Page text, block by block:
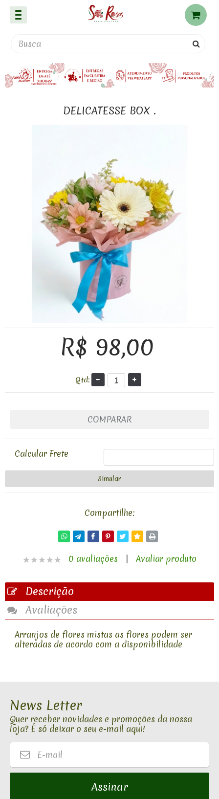
DELICATESSE BOX .
R$ 98,00
Qtd:
COMPARAR
Calcular Frete
Compartilhe:
0 avaliações | Avaliar produto
Descrição
Avaliações
Arranjos de flores mistas as flores podem ser
alteradas de acordo com a disponibilidade
News Letter
Quer receber novidades e promoções da nossa
loja? É só deixar o seu e-mail aqui!
E-
Assinar